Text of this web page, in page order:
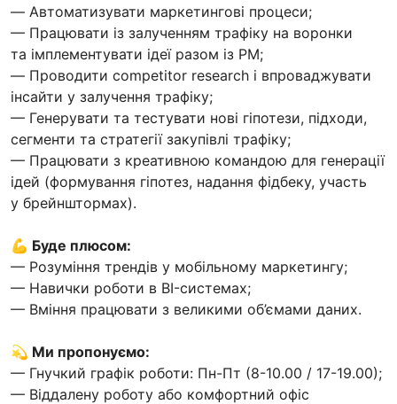
— Автоматизувати маркетингові процеси;
— Працювати із залученням трафіку на воронки
та імплементувати ідеї разом із PM;
— Проводити competitor research і впроваджувати
інсайти у залучення трафіку;
— Генерувати та тестувати нові гіпотези, підходи,
сегменти та стратегії закупівлі трафіку;
— Працювати з креативною командою для генерації
ідей (формування гіпотез, надання фідбеку, участь
у брейнштормах).
💪 Буде плюсом:
— Розуміння трендів у мобільному маркетингу;
— Навички роботи в BI-системах;
— Вміння працювати з великими об’ємами даних.
💫 Ми пропонуємо:
— Гнучкий графік роботи: Пн-Пт (8-10.00 / 17-19.00);
— Віддалену роботу або комфортний офіс